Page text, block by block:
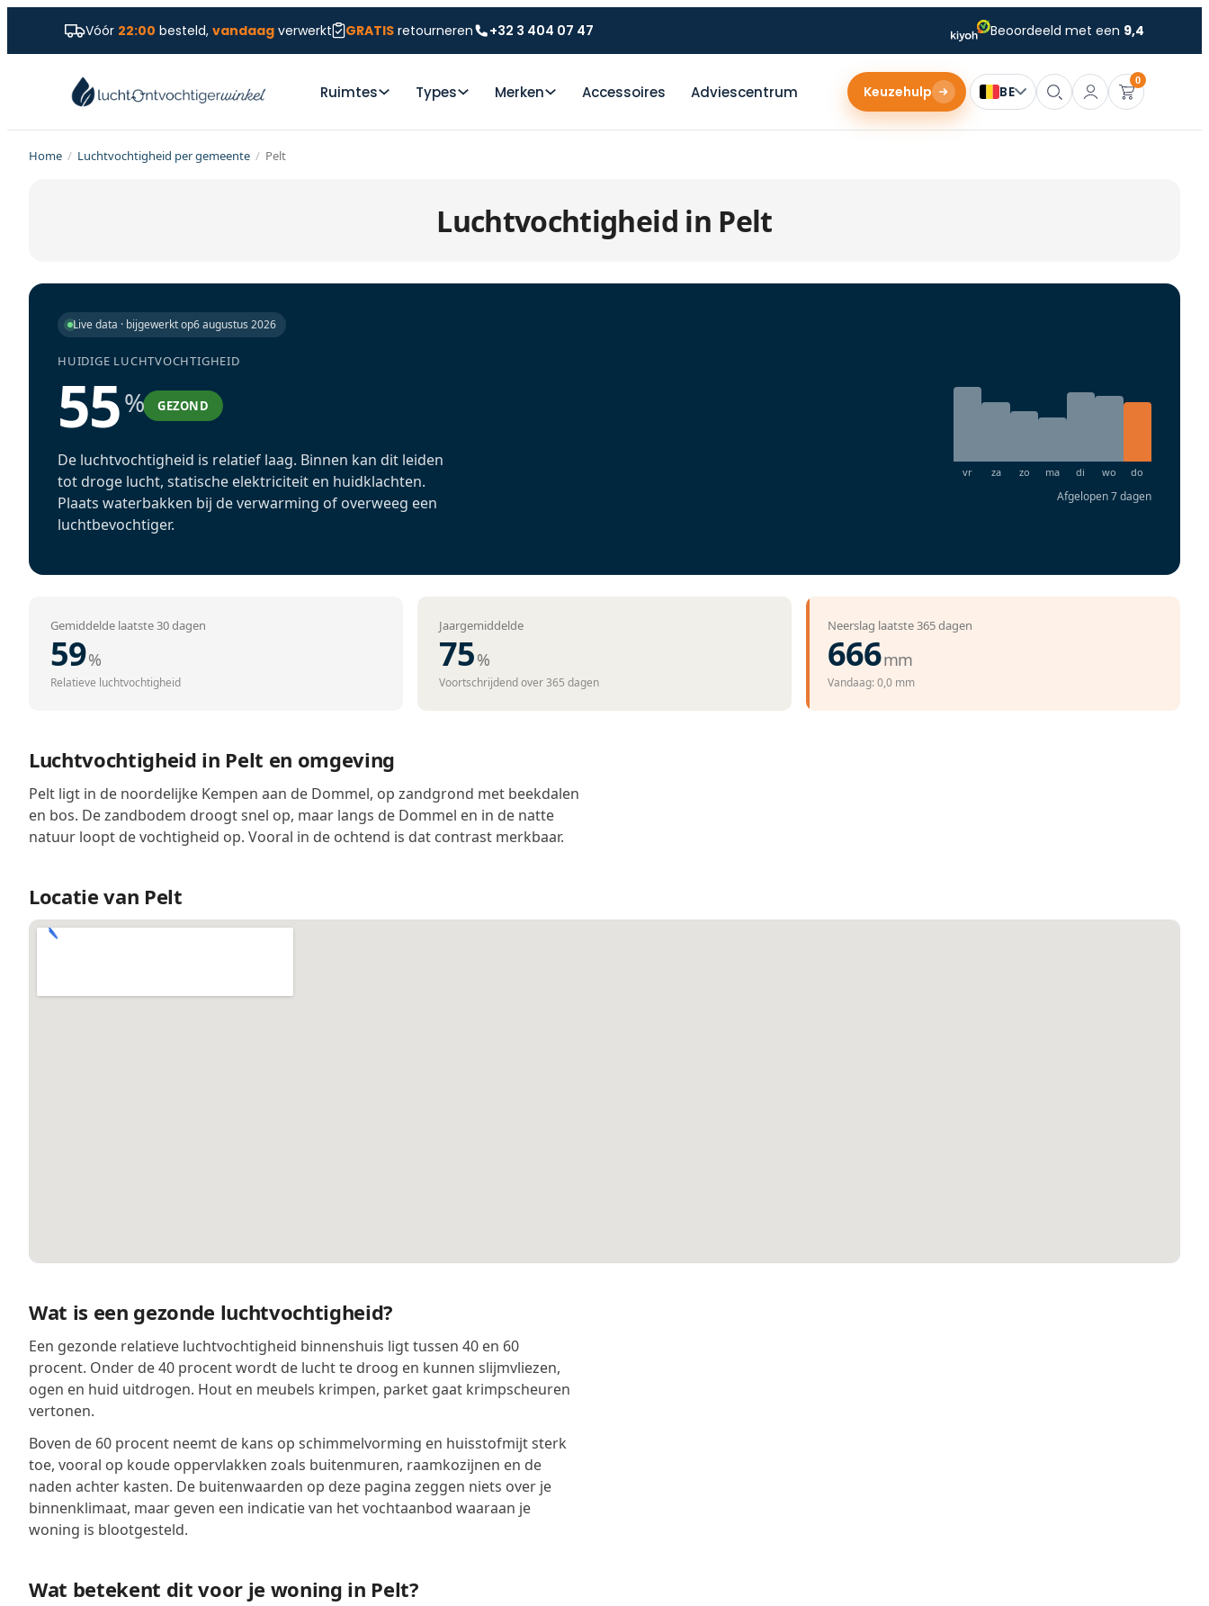
Vóór 22:00 besteld, vandaagverwerkt GRATISretourneren +32 3 404 07 47 Beoordeeld met een 9,4
Ruimtes Types Merken Accessoires Adviescentrum Keuzehulp BE
0
Home / Luchtvochtigheid per gemeente / Pelt
Luchtvochtigheid in Pelt
Live data · bijgewerkt op6 augustus 2026
HUIDIGE LUCHTVOCHTIGHEID
55% GEZOND
De luchtvochtigheid is relatief laag. Binnen kan dit leiden
tot droge lucht, statische elektriciteit en huidklachten.
Plaats waterbakken bij de verwarming of overweeg een
luchtbevochtiger.
Afgelopen 7 dagen
Gemiddelde laatste 30 dagen
59%
Relatieve luchtvochtigheid
Jaargemiddelde
75%
Voortschrijdend over 365 dagen
Neerslag laatste 365 dagen
666mm
Vandaag: 0,0 mm
Luchtvochtigheid in Pelt en omgeving
Pelt ligt in de noordelijke Kempen aan de Dommel, op zandgrond met beekdalen
en bos. De zandbodem droogt snel op, maar langs de Dommel en in de natte
natuur loopt de vochtigheid op. Vooral in de ochtend is dat contrast merkbaar.
Locatie van Pelt
Wat is een gezonde luchtvochtigheid?
Een gezonde relatieve luchtvochtigheid binnenshuis ligt tussen 40 en 60
procent. Onder de 40 procent wordt de lucht te droog en kunnen slijmvliezen,
ogen en huid uitdrogen. Hout en meubels krimpen, parket gaat krimpscheuren
vertonen.
Boven de 60 procent neemt de kans op schimmelvorming en huisstofmijt sterk
toe, vooral op koude oppervlakken zoals buitenmuren, raamkozijnen en de
naden achter kasten. De buitenwaarden op deze pagina zeggen niets over je
binnenklimaat, maar geven een indicatie van het vochtaanbod waaraan je
woning is blootgesteld.
Wat betekent dit voor je woning in Pelt?